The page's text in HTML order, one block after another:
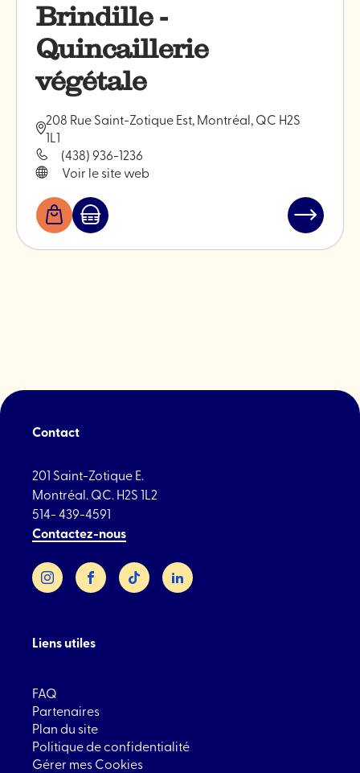
Brindille -
Quincaillerie
végétale
208 Rue Saint-Zotique Est, Montréal, QC H2S
1L1
(438) 936-1236
Voir le site web
BoutiquesMarché
Lire
l'article
Contact
201 Saint-Zotique E.
Montréal. QC. H2S 1L2
514- 439-4591
Contactez-nous
InstagramFacebookTikTok LinkedIn
Liens utiles
FAQ
Partenaires
Plan du site
Politique de confidentialité
Gérer mes Cookies